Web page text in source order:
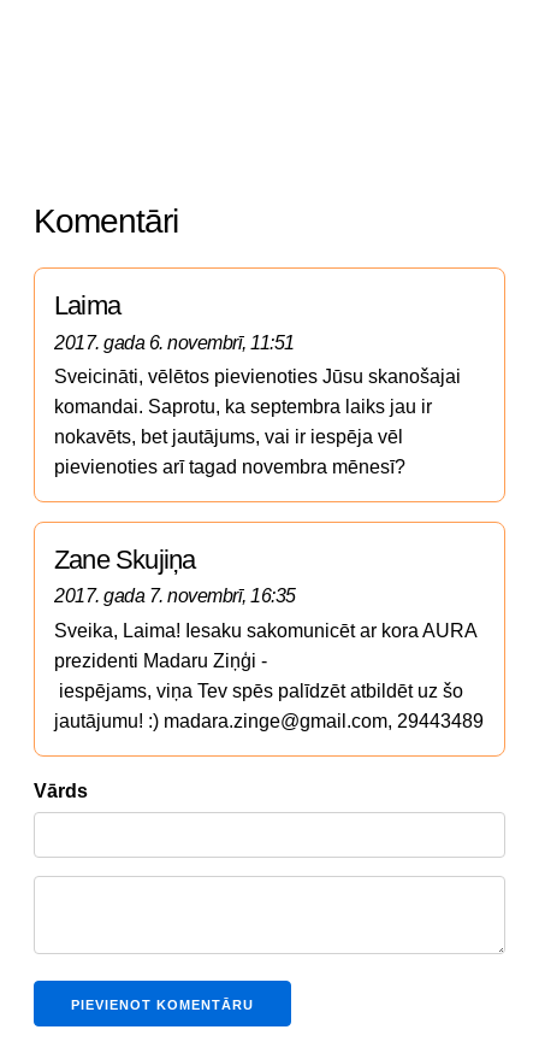
Komentāri
Laima
2017. gada 6. novembrī, 11:51
Sveicināti, vēlētos pievienoties Jūsu skanošajai
komandai. Saprotu, ka septembra laiks jau ir
nokavēts, bet jautājums, vai ir iespēja vēl
pievienoties arī tagad novembra mēnesī?
Zane Skujiņa
2017. gada 7. novembrī, 16:35
Sveika, Laima! Iesaku sakomunicēt ar kora AURA
prezidenti Madaru Ziņģi -
jautājumu! :) madara.zinge@gmail.com, 29443489
Vārds
PIEVIENOT KOMENTĀRU